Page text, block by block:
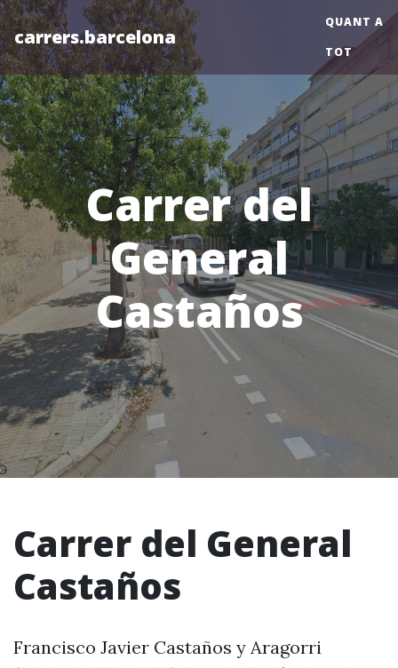
carrers.barcelona
QUANT A
TOT
Carrer del
General
Castaños
Carrer del General
Castaños
Francisco Javier Castaños y Aragorri